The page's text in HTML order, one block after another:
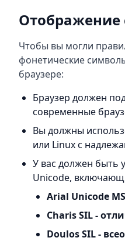
Отображение
Чтобы вы могли
фонетические
браузере:
Браузер должен
современные
Вы должны
или Linux с
У вас должен быть
Unicode,
Arial Unicode MS
Charis SIL -
Doulos SIL -